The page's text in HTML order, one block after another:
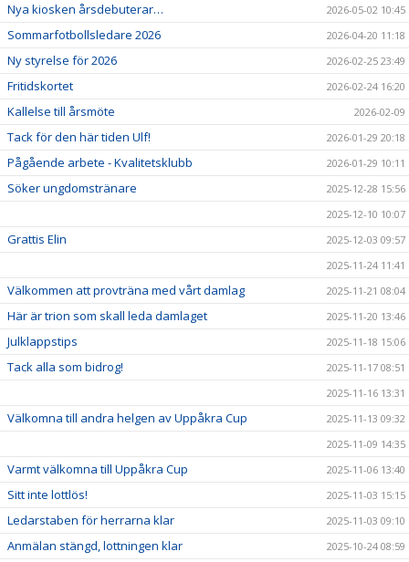
Nya kiosken årsdebuterar… 2026-05-02 10:45
Sommarfotbollsledare 2026 2026-04-20 11:18
Ny styrelse för 2026 2026-02-25 23:49
Fritidskortet 2026-02-24 16:20
Kallelse till årsmöte 2026-02-09
Tack för den här tiden Ulf! 2026-01-29 20:18
Pågående arbete - Kvalitetsklubb 2026-01-29 10:11
Söker ungdomstränare
2025-12-28 15:56
2025-12-10 10:07
Grattis Elin
2025-12-03 09:57
2025-11-24 11:41
Välkommen att provträna med vårt damlag 2025-11-21 08:04
Här är trion som skall leda damlaget 2025-11-20 13:46
Julklappstips 2025-11-18 15:06
Tack alla som bidrog!
2025-11-17 08:51
2025-11-16 13:31
Välkomna till andra helgen av Uppåkra Cup
2025-11-13 09:32
2025-11-09 14:35
Varmt välkomna till Uppåkra Cup 2025-11-06 13:40
Sitt inte lottlös! 2025-11-03 15:15
Ledarstaben för herrarna klar 2025-11-03 09:10
Anmälan stängd, lottningen klar 2025-10-24 08:59